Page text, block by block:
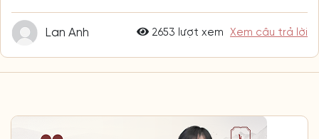
Lan Anh 2653 lượt xem Xem câu trả lời